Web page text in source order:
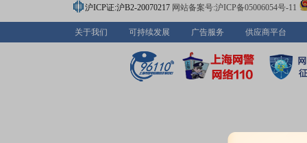
易，款项涉及接受劳务
2026-07-03
股东增减持日：2026年07月03
沪ICP证:沪B2-20070217 网站备案号:沪ICP备05006054号-11
关于我们 可持续发展 广告服务 供应商平台